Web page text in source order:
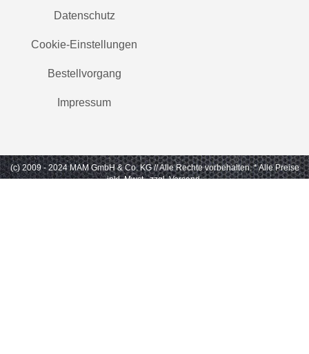
Datenschutz
Cookie-Einstellungen
Bestellvorgang
Impressum
(c) 2009 - 2024 MAM GmbH & Co. KG // Alle Rechte vorbehalten. * Alle Preise
inkl. Mwst., zzgl. Versand.